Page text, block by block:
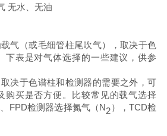
无水、无油
气（或毛细管柱尾吹气），取决于色
下表是对气体选择的一些建议，供参
决于色谱柱和检测器的需要之外，可
购买是否方便。比较常见的载气选择
FPD检测器选择氮气（N2）， TCD检